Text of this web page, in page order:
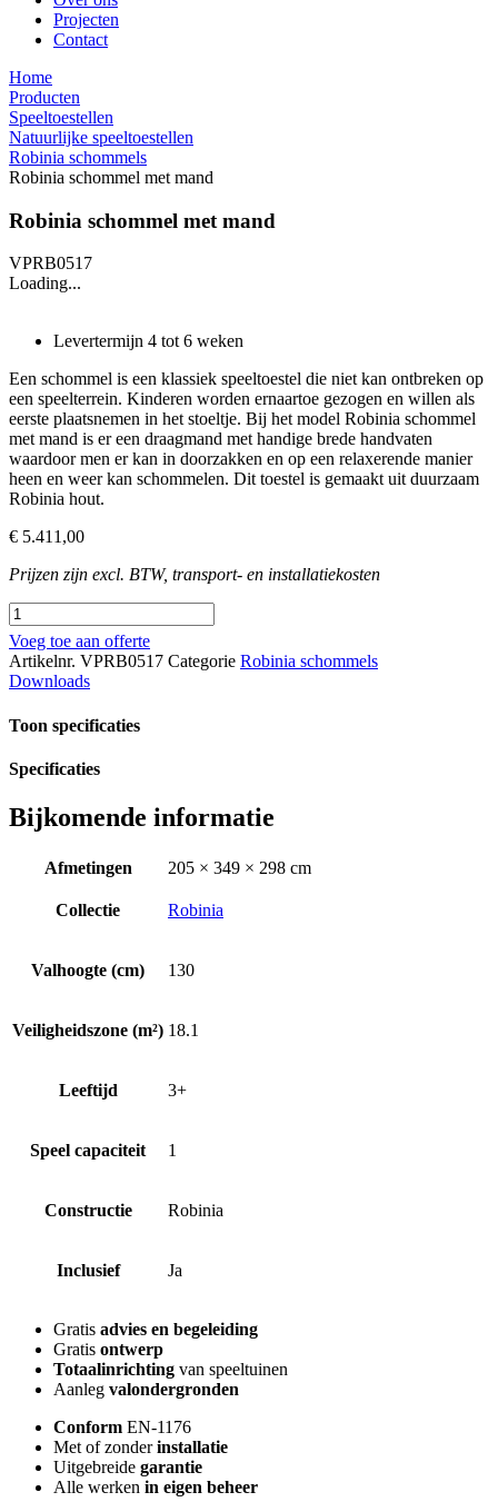
Projecten
Contact
Home
Producten
Speeltoestellen
Natuurlijke speeltoestellen
Robinia schommels
Robinia schommel met mand
Robinia schommel met mand
VPRB0517
Loading...
Levertermijn 4 tot 6 weken
Een schommel is een klassiek speeltoestel die niet kan ontbreken op
een speelterrein. Kinderen worden ernaartoe gezogen en willen als
eerste plaatsnemen in het stoeltje. Bij het model Robinia schommel
met mand is er een draagmand met handige brede handvaten
waardoor men er kan in doorzakken en op een relaxerende manier
heen en weer kan schommelen. Dit toestel is gemaakt uit duurzaam
Robinia hout.
€ 5.411,00
Prijzen zijn excl. BTW, transport- en installatiekosten
Robinia
schommel
met
mand
aantal
Voeg toe aan offerte
Artikelnr. VPRB0517 Categorie Robinia schommels
Downloads
Toon specificaties
Specificaties
Bijkomende informatie
Afmetingen 205 × 349 × 298 cm
Collectie Robinia
Valhoogte (cm) 130
Veiligheidszone (m²) 18.1
Leeftijd 3+
Speel capaciteit 1
Constructie Robinia
Inclusief Ja
Gratis advies en begeleiding
Gratis ontwerp
Totaalinrichting van speeltuinen
Aanleg valondergronden
Conform EN-1176
Met of zonderinstallatie
Uitgebreide garantie
Alle werken in eigen beheer